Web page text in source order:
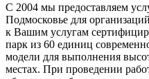
С 2004 мы предоставляем
Подмосковье для
к Вашим услугам
парк из 60 единиц
модели для выполнения
местах. При проведении